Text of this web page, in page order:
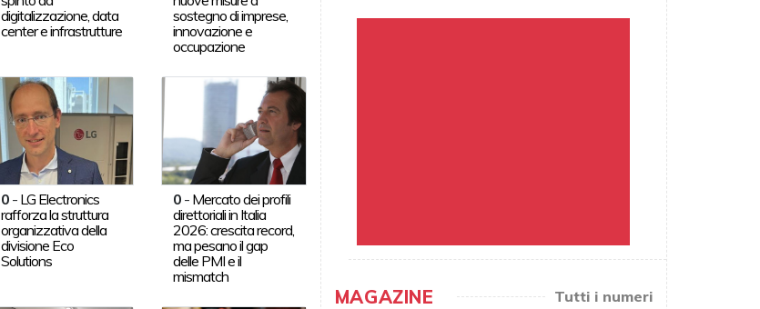
digitalizzazione, data
center e infrastrutture
sostegno di imprese,
innovazione e
occupazione
0- LG Electronics
rafforza la struttura
organizzativa della
divisione Eco
Solutions
0 - Mercato dei profili
direttoriali in Italia
2026: crescita record,
ma pesano il gap
delle PMI e il
mismatch
MAGAZINE Tutti i numeri